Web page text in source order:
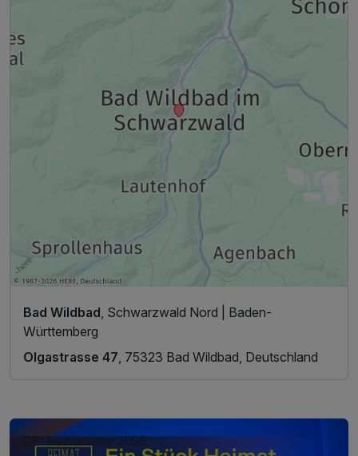
Bad Wildbad , Schwarzwald Nord | Baden-
Württemberg
Olgastrasse 47 , 75323 Bad Wildbad, Deutschland
DE: Heimatliebe 2026